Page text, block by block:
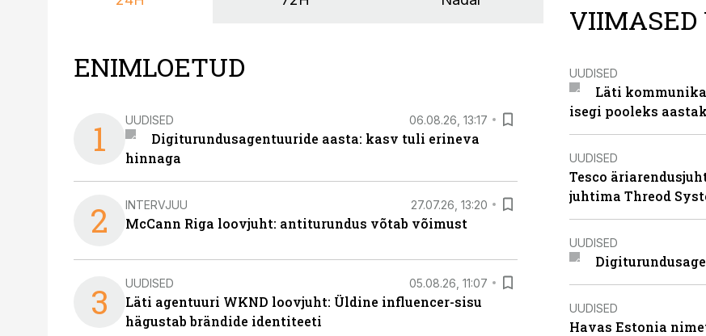
ENIMLOETUD
1 UUDISED 06.08.26, 13:17
Digiturundusagentuuride aasta: kasv tuli erineva
hinnaga
2 INTERVJUU 27.07.26, 13:20
McCann Riga loovjuht: antiturundus võtab võimust
3 UUDISED 05.08.26, 11:07
Läti agentuuri WKND loovjuht: Üldine influencer-sisu
hägustab brändide identiteeti
VIIMASED
UUDISED
Läti
isegi pooleks
UUDISED
Tesco
juhtima Threod
UUDISED
UUDISED
Havas Estonia